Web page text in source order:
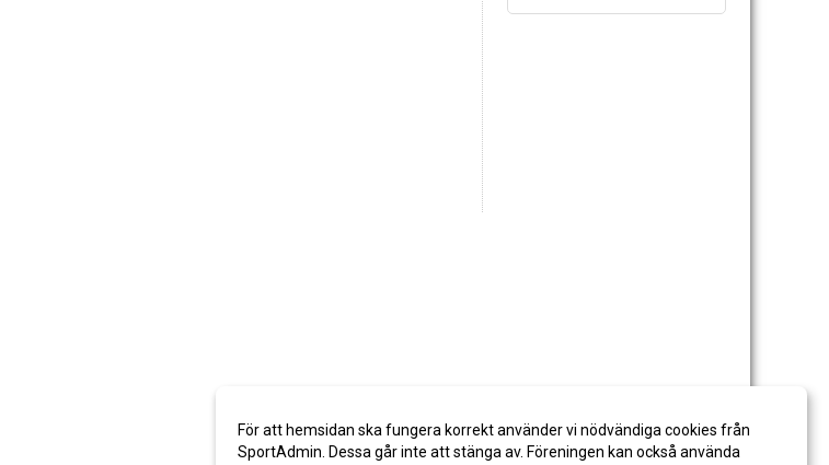
För att hemsidan ska fungera korrekt använder vi nödvändiga cookies från
SportAdmin. Dessa går inte att stänga av. Föreningen kan också använda